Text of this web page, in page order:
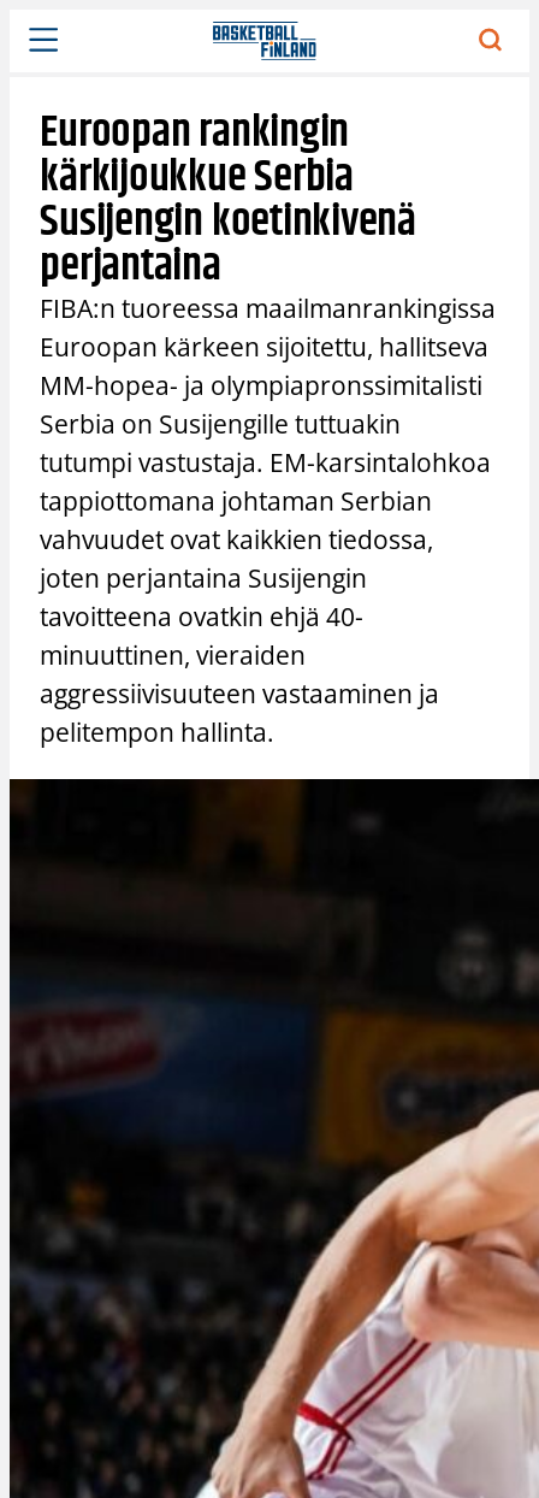
Siirry
sisältöön
Euroopan rankingin
kärkijoukkue Serbia
Susijengin koetinkivenä
perjantaina
FIBA:n tuoreessa maailmanrankingissa
Euroopan kärkeen sijoitettu, hallitseva
MM-hopea- ja olympiapronssimitalisti
Serbia on Susijengille tuttuakin
tutumpi vastustaja. EM-karsintalohkoa
tappiottomana johtaman Serbian
vahvuudet ovat kaikkien tiedossa,
joten perjantaina Susijengin
tavoitteena ovatkin ehjä 40-
minuuttinen, vieraiden
aggressiivisuuteen vastaaminen ja
pelitempon hallinta.